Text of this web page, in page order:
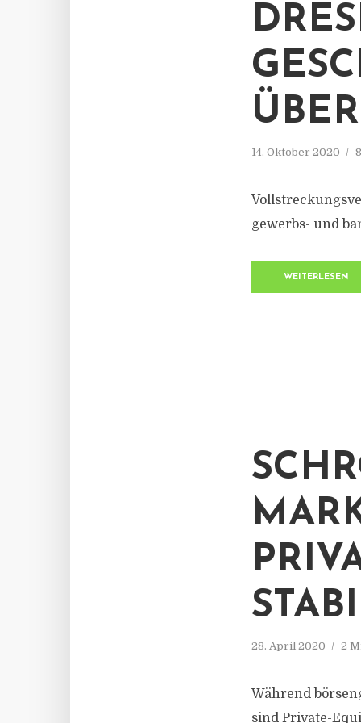
14. Oktober 2020
gewerbs- und
WEITERLESEN
28. April 2020 2
Während
sind Private-